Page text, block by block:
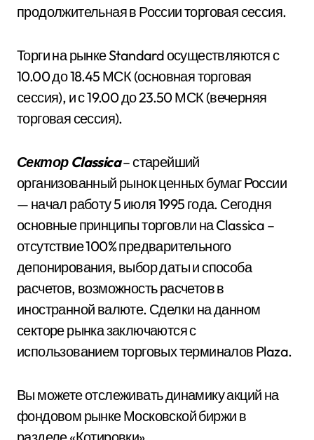
продолжительная в России торговая сессия.
Торги на рынке Standard осуществляются с
10.00 до 18.45 МСК (основная торговая
сессия), и с 19.00 до 23.50 МСК (вечерняя
торговая сессия).
Сектор Classica– старейший
организованный рынок ценных бумаг России
— начал работу 5 июля 1995 года. Сегодня
основные принципы торговли на Classica –
отсутствие 100% предварительного
депонирования, выбор даты и способа
расчетов, возможность расчетов в
иностранной валюте. Сделки на данном
секторе рынка заключаются с
использованием торговых терминалов Plaza.
Вы можете отслеживать динамику акций на
фондовом рынке Московской биржи в